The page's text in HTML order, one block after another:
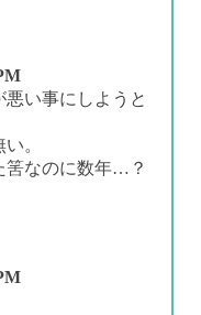
い事にしようと
。
筈なのに数年…？